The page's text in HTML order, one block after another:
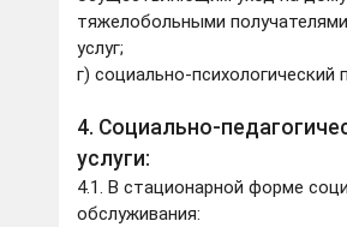
тяжелобольными
услуг;
г) социально-психологический
4. Социально-
услуги:
4.1. В стационарной форме
обслуживания: